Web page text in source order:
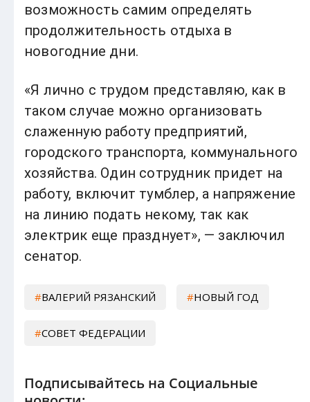
возможность самим определять
продолжительность отдыха в
новогодние дни.
«Я лично с трудом представляю, как в
таком случае можно организовать
слаженную работу предприятий,
городского транспорта, коммунального
хозяйства. Один сотрудник придет на
работу, включит тумблер, а напряжение
на линию подать некому, так как
электрик еще празднует», — заключил
сенатор.
ВАЛЕРИЙ РЯЗАНСКИЙ НОВЫЙ ГОД
СОВЕТ ФЕДЕРАЦИИ
Подписывайтесь на Социальные